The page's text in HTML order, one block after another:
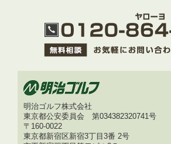
明治ゴルフ株式会社
東京都公安委員会 第034382320741号
〒160-0022
東京都新宿区新宿3丁目3番 2号